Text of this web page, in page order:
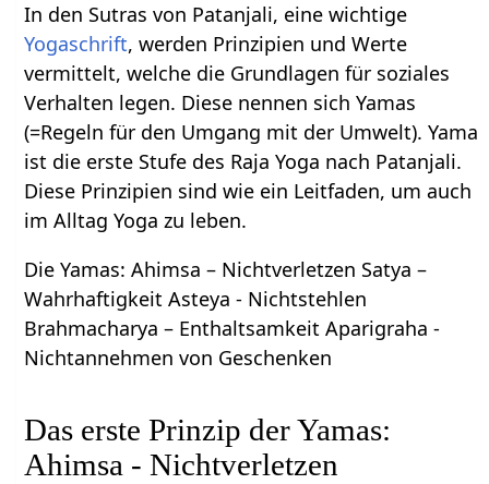
In den Sutras von Patanjali, eine wichtige
Yogaschrift, werden Prinzipien und Werte
vermittelt, welche die Grundlagen für soziales
Verhalten legen. Diese nennen sich Yamas
(=Regeln für den Umgang mit der Umwelt). Yama
ist die erste Stufe des Raja Yoga nach Patanjali.
Diese Prinzipien sind wie ein Leitfaden, um auch
im Alltag Yoga zu leben.
Die Yamas: Ahimsa – Nichtverletzen Satya –
Wahrhaftigkeit Asteya - Nichtstehlen
Brahmacharya – Enthaltsamkeit Aparigraha -
Nichtannehmen von Geschenken
Das erste Prinzip der Yamas:
Ahimsa - Nichtverletzen